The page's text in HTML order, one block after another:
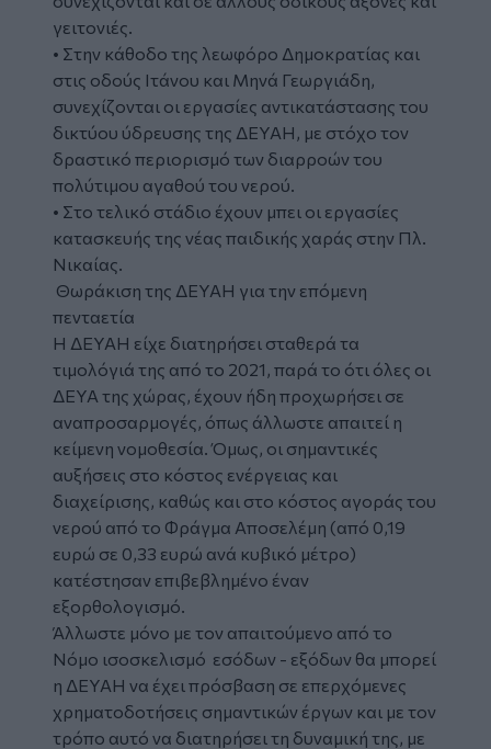
γειτονιές.
• Στην κάθοδο της λεωφόρο Δημοκρατίας και
στις οδούς Ιτάνου και Μηνά Γεωργιάδη,
συνεχίζονται οι εργασίες αντικατάστασης του
δικτύου ύδρευσης της ΔΕΥΑΗ, με στόχο τον
δραστικό περιορισμό των διαρροών του
πολύτιμου αγαθού του νερού.
• Στο τελικό στάδιο έχουν μπει οι εργασίες
κατασκευής της νέας παιδικής χαράς στην Πλ.
Νικαίας.
Θωράκιση της ΔΕΥΑΗ για την επόμενη
πενταετία
Η ΔΕΥΑΗ είχε διατηρήσει σταθερά τα
τιμολόγιά της από το 2021, παρά το ότι όλες οι
ΔΕΥΑ της χώρας, έχουν ήδη προχωρήσει σε
αναπροσαρμογές, όπως άλλωστε απαιτεί η
κείμενη νομοθεσία. Όμως, οι σημαντικές
αυξήσεις στο κόστος ενέργειας και
διαχείρισης, καθώς και στο κόστος αγοράς του
νερού από το Φράγμα Αποσελέμη (από 0,19
ευρώ σε 0,33 ευρώ ανά κυβικό μέτρο)
κατέστησαν επιβεβλημένο έναν
εξορθολογισμό.
Άλλωστε μόνο με τον απαιτούμενο από το
Νόμο ισοσκελισμό εσόδων - εξόδων θα μπορεί
η ΔΕΥΑΗ να έχει πρόσβαση σε επερχόμενες
χρηματοδοτήσεις σημαντικών έργων και με τον
τρόπο αυτό να διατηρήσει τη δυναμική της, με